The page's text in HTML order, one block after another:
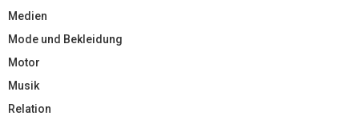
Medien
Mode und Bekleidung
Motor
Musik
Relation